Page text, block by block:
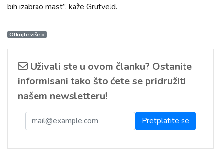
bih izabrao mast”, kaže Grutveld.
Otkrijte više o
Uživali ste u ovom članku? Ostanite
informisani tako što ćete se pridružiti
našem newsletteru!